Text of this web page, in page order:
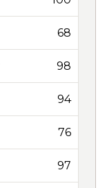
68
98
94
76
97